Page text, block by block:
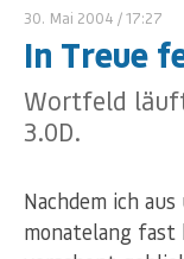
30. Mai 2004 / 17:27
In Treue
Wortfeld
3.0D.
Nachdem ich
monatelang fast